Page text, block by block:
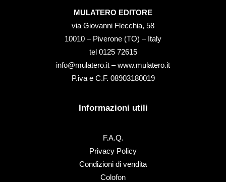
MULATERO EDITORE
via Giovanni Flecchia, 58
10010 – Piverone (TO) – Italy
tel ‭0125 72615‬
info@mulatero.it –www.mulatero.it
P.iva e C.F. 08903180019
Informazioni utili
F.A.Q.
Privacy Policy
Condizioni di vendita
Colofon